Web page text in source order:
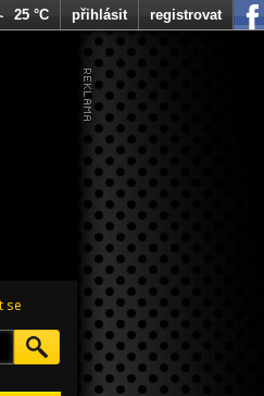
se
25 °C přihlásit registrovat